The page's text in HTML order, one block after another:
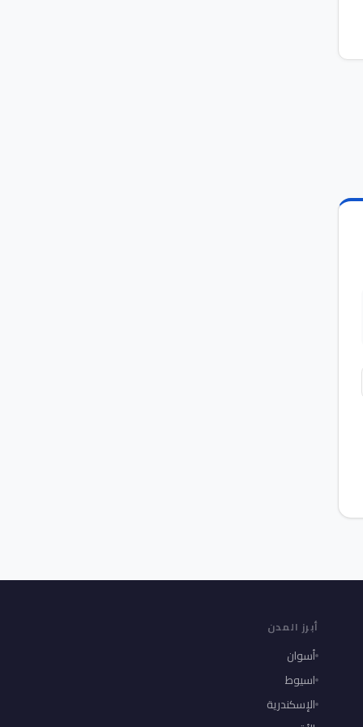
أبرز المدن
أسوان
اسيوط
الإسكندرية